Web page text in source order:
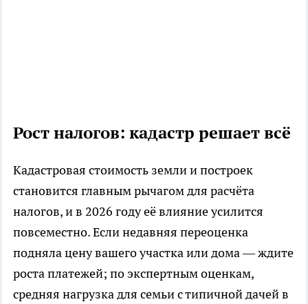
Рост налогов: кадастр решает всё
Кадастровая стоимость земли и построек
становится главным рычагом для расчёта
налогов, и в 2026 году её влияние усилится
повсеместно. Если недавняя переоценка
подняла цену вашего участка или дома — ждите
роста платежей; по экспертным оценкам,
средняя нагрузка для семьи с типичной дачей в